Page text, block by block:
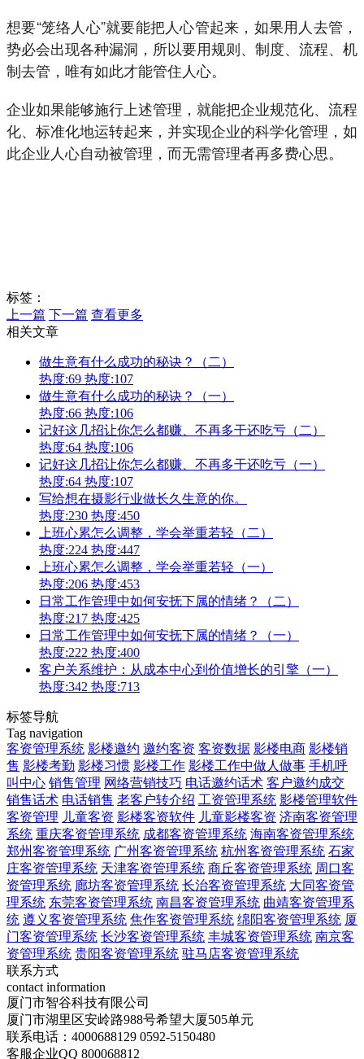
想要“笼络人心”就要能把人心管起来，如果用人去管，
势必会出现各种漏洞，所以要用规则、制度、流程、机
制去管，唯有如此才能管住人心。
企业如果能够施行上述管理，就能把企业规范化、流程
化、标准化地运转起来，并实现企业的科学化管理，如
此企业人心自动被管理，而无需管理者再多费心思。
标签：
上一篇 下一篇 查看更多
相关文章
做生意有什么成功的秘诀？（二）
热度:69 热度:107
做生意有什么成功的秘诀？（一）
热度:66 热度:106
记好这几招让你怎么都赚、不再多干还吃亏（二）
热度:64 热度:106
记好这几招让你怎么都赚、不再多干还吃亏（一）
热度:64 热度:107
写给想在摄影行业做长久生意的你。
热度:230 热度:450
上班心累怎么调整，学会举重若轻（二）
热度:224 热度:447
上班心累怎么调整，学会举重若轻（一）
热度:206 热度:453
日常工作管理中如何安抚下属的情绪？（二）
热度:217 热度:425
日常工作管理中如何安抚下属的情绪？（一）
热度:222 热度:400
客户关系维护：从成本中心到价值增长的引擎（一）
热度:342 热度:713
标签导航
Tag navigation
客资管理系统 影楼邀约 邀约客资 客资数据 影楼电商 影楼销
售 影楼考勤 影楼习惯 影楼工作 影楼工作中做人做事 手机呼
叫中心 销售管理 网络营销技巧 电话邀约话术 客户邀约成交
销售话术 电话销售 老客户转介绍 工资管理系统 影楼管理软件
客资管理 儿童客资 影楼客资软件 儿童影楼客资 济南客资管理
系统 重庆客资管理系统 成都客资管理系统 海南客资管理系统
郑州客资管理系统 广州客资管理系统 杭州客资管理系统 石家
庄客资管理系统 天津客资管理系统 商丘客资管理系统 周口客
资管理系统 廊坊客资管理系统 长治客资管理系统 大同客资管
理系统 东莞客资管理系统 南昌客资管理系统 曲靖客资管理系
统 遵义客资管理系统 焦作客资管理系统 绵阳客资管理系统 厦
门客资管理系统 长沙客资管理系统 丰城客资管理系统 南京客
资管理系统 贵阳客资管理系统 驻马店客资管理系统
联系方式
contact information
厦门市智谷科技有限公司
厦门市湖里区安岭路988号希望大厦505单元
联系电话：4000688129 0592-5150480
客服企业QQ 800068812